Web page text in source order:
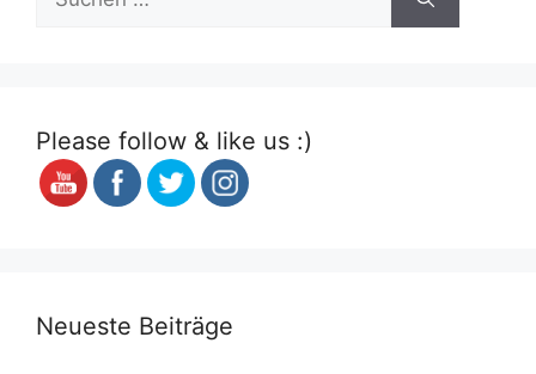
nach:
Please follow & like us :)
Neueste Beiträge